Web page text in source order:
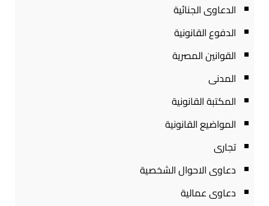
الدعاوى الجنائية
الدفوع القانونية
القوانين المصرية
المدنى
المكتبة القانونية
المواضيع القانونية
تجارى
دعاوى الاحوال الشخصية
دعاوى عمالية